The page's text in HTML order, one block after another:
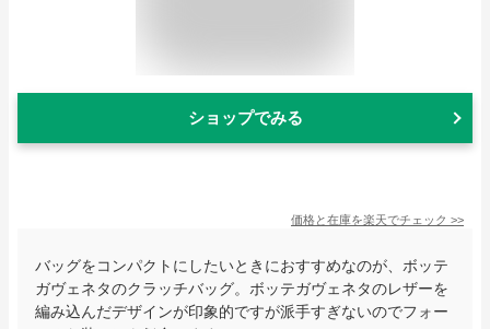
ショップでみる
価格と在庫を楽天でチェック >>
バッグをコンパクトにしたいときにおすすめなのが、ボッテ
ガヴェネタのクラッチバッグ。ボッテガヴェネタのレザーを
編み込んだデザインが印象的ですが派手すぎないのでフォー